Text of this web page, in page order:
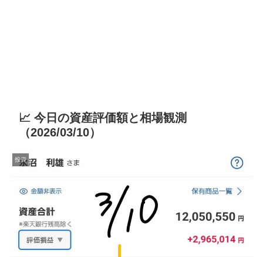
📈 今日の資産評価額と相場観測
（2026/03/10）
投資